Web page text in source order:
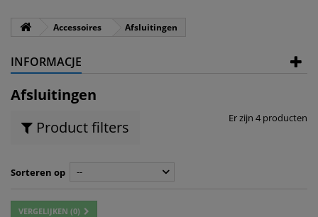
Accessoires Afsluitingen
INFORMACJE
Afsluitingen
Product filters
Er zijn 4 producten
Sorteren op --
VERGELIJKEN (0)